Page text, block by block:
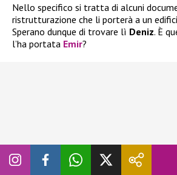
Nello specifico si tratta di alcuni
ristrutturazione che li porterà a un
Sperano dunque di trovare lì Deniz. È
l’ha portata Emir?